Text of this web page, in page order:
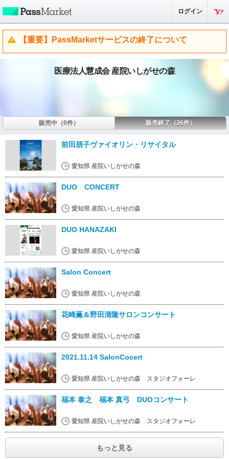
ログイン
【重要】PassMarketサービスの終了について
医療法人慧成会 産院いしがせの森
販売中（0件） 販売終了（26件）
前田朋子ヴァイオリン・リサイタル
愛知県 産院いしがせの森
DUO CONCERT
愛知県 産院いしがせの森
DUO HANAZAKI
愛知県 産院いしがせの森
Salon Concert
愛知県 産院いしがせの森
花崎薫＆野田清隆サロンコンサート
愛知県 産院いしがせの森
2021.11.14 SalonCocert
愛知県 産院いしがせの森 スタジオフォーレ
福本 泰之 福本 真弓 DUOコンサート
愛知県 産院いしがせの森 スタジオフォーレ
もっと見る